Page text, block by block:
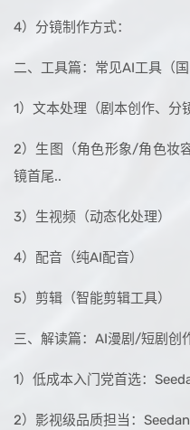
4）分镜制作方式：
二、工具篇：常见AI工具（国
1）文本处理（剧本创作、分
2）生图（角色形象/角色
镜首尾..
3）生视频（动态化处理）
4）配音（纯AI配音）
5）剪辑（智能剪辑工具）
三、解读篇：AI漫剧/短剧创
1）低成本入门党首选：
2）影视级品质担当：